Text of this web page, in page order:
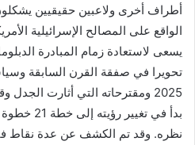
أطراف أخرى ولاعبين حقيقيين
الواقع على المصالح الإسرائيلية
يسعى لاستعادة زمام المبادرة
تحويرا في صفقة القرن السابقة
2025 ومقترحاته التي أثارت
بدأ في
نظره. وقد تم الكشف عن عدة نقاط